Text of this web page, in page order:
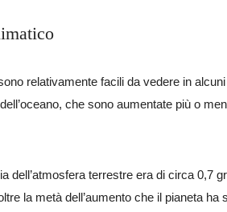
relativamente facili da vedere in
che sono aumentate più o
dell’atmosfera terrestre era di circa 0,7
la metà dell’aumento che il pianeta ha